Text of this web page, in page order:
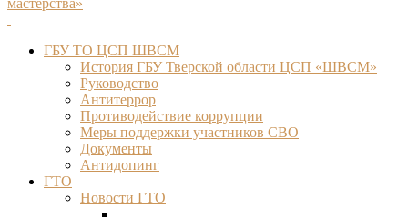
мастерства»
ГБУ ТО ЦСП ШВСМ
История ГБУ Тверской области ЦСП «ШВСМ»
Руководство
Антитеррор
Противодействие коррупции
Меры поддержки участников СВО
Документы
Антидопинг
ГТО
Новости ГТО